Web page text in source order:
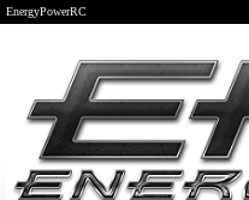
EnergyPowerRC